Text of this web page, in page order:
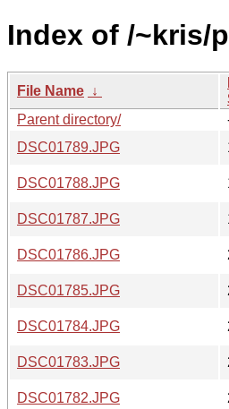
Index of /~kris/
File Name ↓
Parent directory/
DSC01789.JPG
DSC01788.JPG
DSC01787.JPG
DSC01786.JPG
DSC01785.JPG
DSC01784.JPG
DSC01783.JPG
DSC01782.JPG